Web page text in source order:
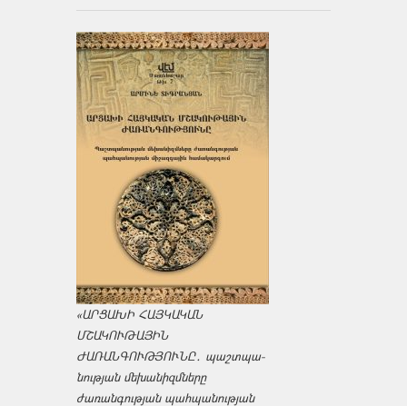
«ԱՐՑԱԽԻ ՀԱՅԿԱԿԱՆ
ՄՇԱԿՈՒԹԱՅԻՆ
ԺԱՌԱՆԳՈՒԹՅՈՒՆԸ․ պաշտպա­
նության մեխանիզմները
ժառանգության պահպանության